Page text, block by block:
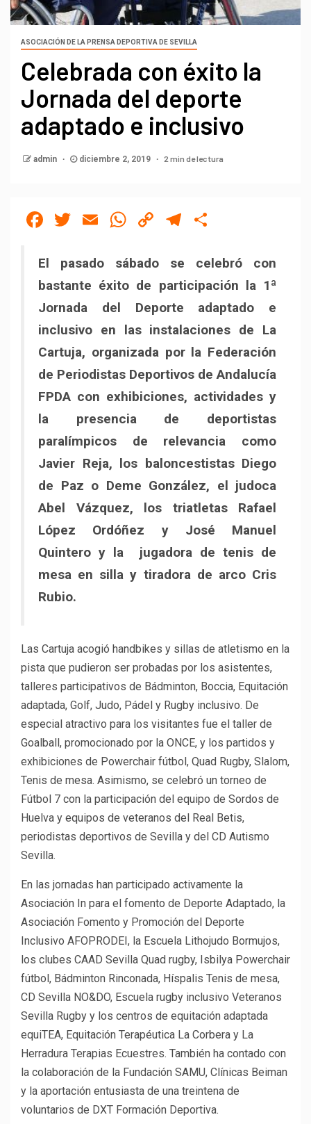
ASOCIACIÓN DE LA PRENSA DEPORTIVA DE SEVILLA
Celebrada con éxito la
Jornada del deporte
adaptado e inclusivo
admin diciembre 2, 2019 2 min de lectura
Facebook
Twitter
EmailWhatsApp
CopyTelegram
El pasado sábado se celebró con
bastante éxito de participación la 1ª
Jornada del Deporte adaptado e
inclusivo en las instalaciones de La
Cartuja, organizada por la Federación
de Periodistas Deportivos de Andalucía
FPDA con exhibiciones, actividades y
la presencia de deportistas
paralímpicos de relevancia como
Javier Reja, los baloncestistas Diego
de Paz o Deme González, el judoca
Abel Vázquez, los triatletas Rafael
López Ordóñez y José Manuel
Quintero y la jugadora de tenis de
mesa en silla y tiradora de arco Cris
Rubio.
Las Cartuja acogió handbikes y sillas de atletismo en la
pista que pudieron ser probadas por los asistentes,
talleres participativos de Bádminton, Boccia, Equitación
adaptada, Golf, Judo, Pádel y Rugby inclusivo. De
especial atractivo para los visitantes fue el taller de
Goalball, promocionado por la ONCE, y los partidos y
exhibiciones de Powerchair fútbol, Quad Rugby, Slalom,
Tenis de mesa. Asimismo, se celebró un torneo de
Fútbol 7 con la participación del equipo de Sordos de
Huelva y equipos de veteranos del Real Betis,
periodistas deportivos de Sevilla y del CD Autismo
Sevilla.
En las jornadas han participado activamente la
Asociación In para el fomento de Deporte Adaptado, la
Asociación Fomento y Promoción del Deporte
Inclusivo AFOPRODEI, la Escuela Lithojudo Bormujos,
los clubes CAAD Sevilla Quad rugby, Isbilya Powerchair
fútbol, Bádminton Rinconada, Híspalis Tenis de mesa,
CD Sevilla NO&DO, Escuela rugby inclusivo Veteranos
Sevilla Rugby y los centros de equitación adaptada
equiTEA, Equitación Terapéutica La Corbera y La
Herradura Terapias Ecuestres. También ha contado con
la colaboración de la Fundación SAMU, Clínicas Beiman
y la aportación entusiasta de una treintena de
voluntarios de DXT Formación Deportiva.